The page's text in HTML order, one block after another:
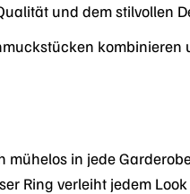
und dem stilvollen
in jede
Ring verleiht jedem